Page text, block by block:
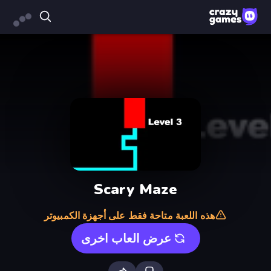
Scary Maze
هذه اللعبة متاحة فقط على أجهزة الكمبيوتر
عرض العاب اخرى